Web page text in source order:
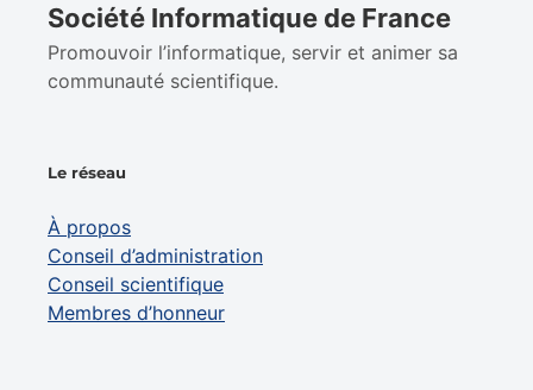
Société Informatique de France
Promouvoir l’informatique, servir et animer sa
communauté scientifique.
Le réseau
À propos
Conseil d’administration
Conseil scientifique
Membres d’honneur